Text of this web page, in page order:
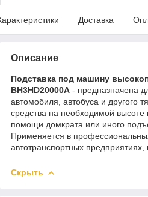
Доставка
Описание
Подставка под машину
BH3HD20000A - предназначена
автомобиля, автобуса и другого
средства на необходимой высоте
помощи домкрата или иного
Применяется в
автотранспортных предприятиях,
Скрыть